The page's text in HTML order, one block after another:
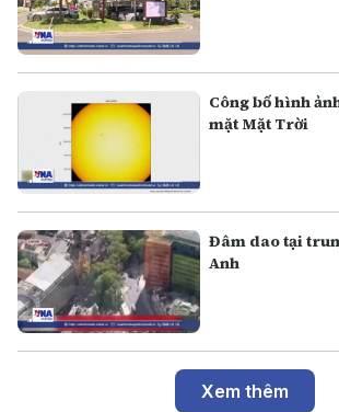
Công bố hình
mặt Mặt Trời
Đâm dao tại
Anh
Xem thêm